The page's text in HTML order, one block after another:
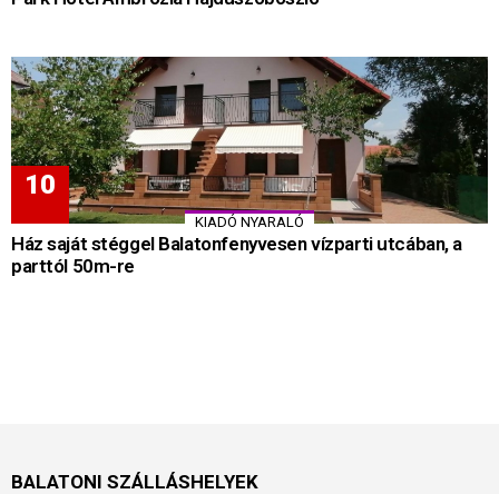
KIADÓ NYARALÓ
Ház saját stéggel Balatonfenyvesen vízparti utcában, a
parttól 50m-re
BALATONI SZÁLLÁSHELYEK